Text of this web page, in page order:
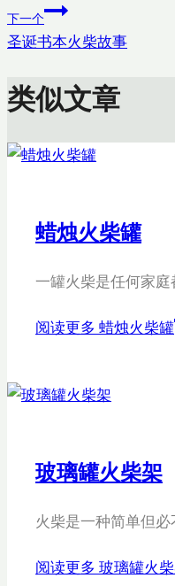
下一个
圣诞书本火柴故事
类似文章
蜡烛火柴罐
一罐火柴是任何家
阅读更多 蜡烛火柴罐
玻璃罐火柴架
火柴是一种简单但
阅读更多 玻璃罐火